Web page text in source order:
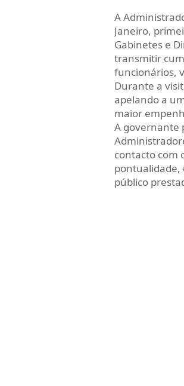
A
Janeiro,
Gabinetes e
transmitir
funcionários,
Durante a
apelando a
maior
A governante
contacto com
pontualidade,
público